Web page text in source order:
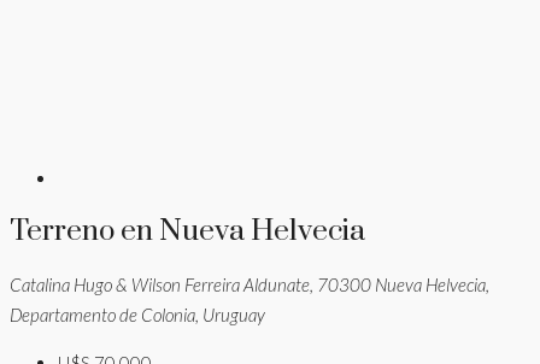
Terreno en Nueva Helvecia
Catalina Hugo & Wilson Ferreira Aldunate, 70300 Nueva Helvecia,
Departamento de Colonia, Uruguay